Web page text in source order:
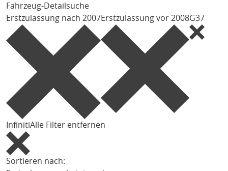
Fahrzeug-Detailsuche
Erstzulassung nach 2007Erstzulassung vor 2008G37
InfinitiAlle Filter entfernen
Sortieren nach: